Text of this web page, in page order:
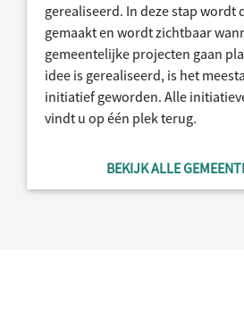
gerealiseerd. In deze stap wordt
gemaakt en wordt zichtbaar
gemeentelijke projecten gaan
idee is gerealiseerd, is het
initiatief geworden. Alle
vindt u op één plek terug.
BEKIJK ALLE